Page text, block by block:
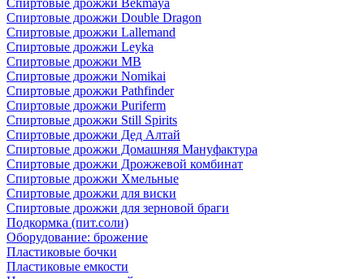
Спиртовые дрожжи Bekmaya
Спиртовые дрожжи Double Dragon
Спиртовые дрожжи Lallemand
Спиртовые дрожжи Leyka
Спиртовые дрожжи MB
Спиртовые дрожжи Nomikai
Спиртовые дрожжи Pathfinder
Спиртовые дрожжи Puriferm
Спиртовые дрожжи Still Spirits
Спиртовые дрожжи Дед Алтай
Спиртовые дрожжи Домашняя Мануфактура
Спиртовые дрожжи Дрожжевой комбинат
Спиртовые дрожжи Хмельные
Спиртовые дрожжи для виски
Спиртовые дрожжи для зерновой браги
Подкормка (пит.соли)
Оборудование: брожение
Пластиковые бочки
Пластиковые емкости